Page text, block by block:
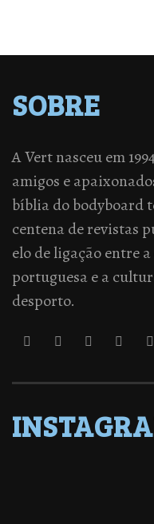
SOBRE
A Vert nasceu em
amigos e
bíblia do bodyboard
centena de revistas
elo de ligação entre
portuguesa e a
desporto.